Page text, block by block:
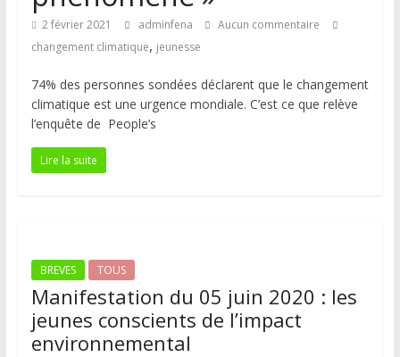
2 février 2021 adminfena
Aucun commentaire
changement climatique, jeunesse
74% des personnes sondées déclarent que le changement
climatique est une urgence mondiale. C’est ce que relève
l’enquête de People’s
Lire la suite
BREVES TOUS
Manifestation du 05 juin 2020 : les
jeunes conscients de l’impact
environnemental